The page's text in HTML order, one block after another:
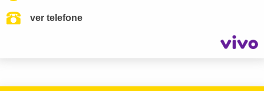
ver telefone